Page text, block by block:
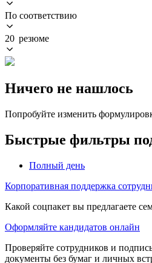
По соответствию
20 резюме
Ничего не нашлось
Попробуйте изменить
Быстрые фильтры
Полный день
Корпоративная поддержка
Какой соцпакет вы предлагаете
Оформляйте кандидатов онлайн
Проверяйте сотрудников и
документы без бумаг и личных